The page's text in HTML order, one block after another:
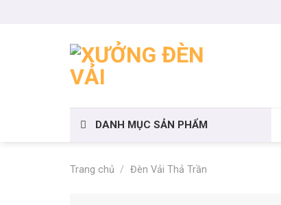
DANH MỤC SẢN PHẨM
Trang chủ / Đèn Vải Thả Trần